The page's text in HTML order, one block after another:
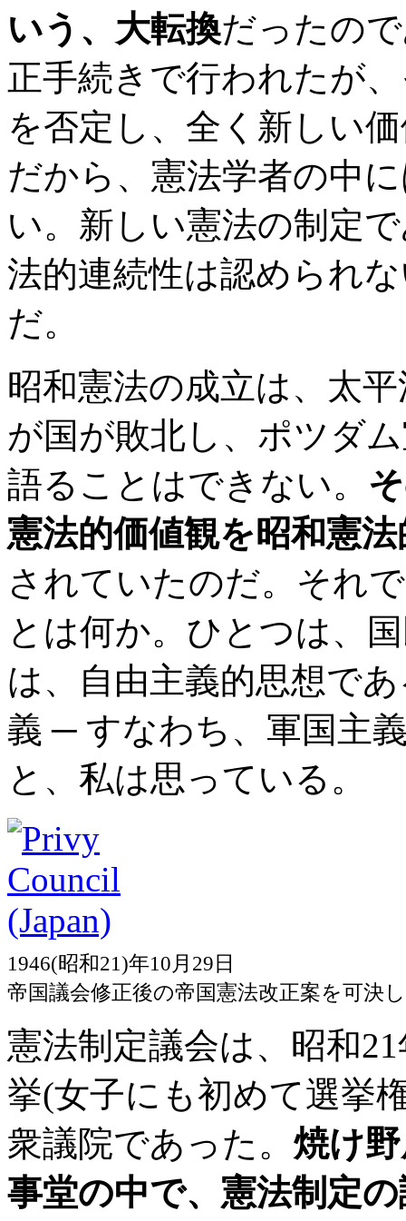
いう、大転換だったの
正手続きで行われたが
を否定し、全く新しい
だから、憲法学者の中
い。新しい憲法の制定
法的連続性は認められ
だ。
昭和憲法の成立は、太
が国が敗北し、ポツダ
語ることはできない。
憲法的価値観を昭和憲
されていたのだ。それ
とは何か。ひとつは、
は、自由主義的思想で
義 ─ すなわち、軍国主
と、私は思っている。
1946(昭和21)年10月29日
帝国議会修正後の帝国憲法改正案を可決
憲法制定議会は、昭和
挙(女子にも初めて選挙
衆議院であった。 焼け
事堂の中で、憲法制定